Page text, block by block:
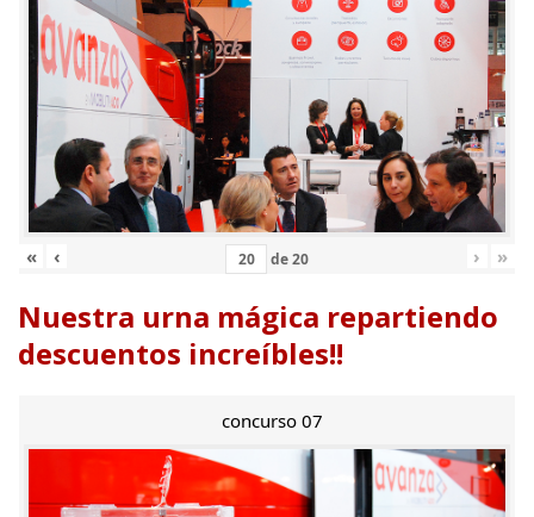
« ‹ de20 › »
Nuestra urna mágica repartiendo
descuentos increíbles!!
concurso 07